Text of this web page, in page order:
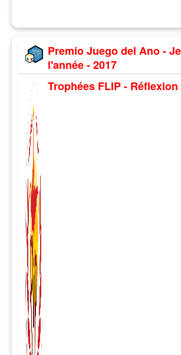
Premio Juego del Ano -
l'année - 2017
Trophées FLIP - Réflexion